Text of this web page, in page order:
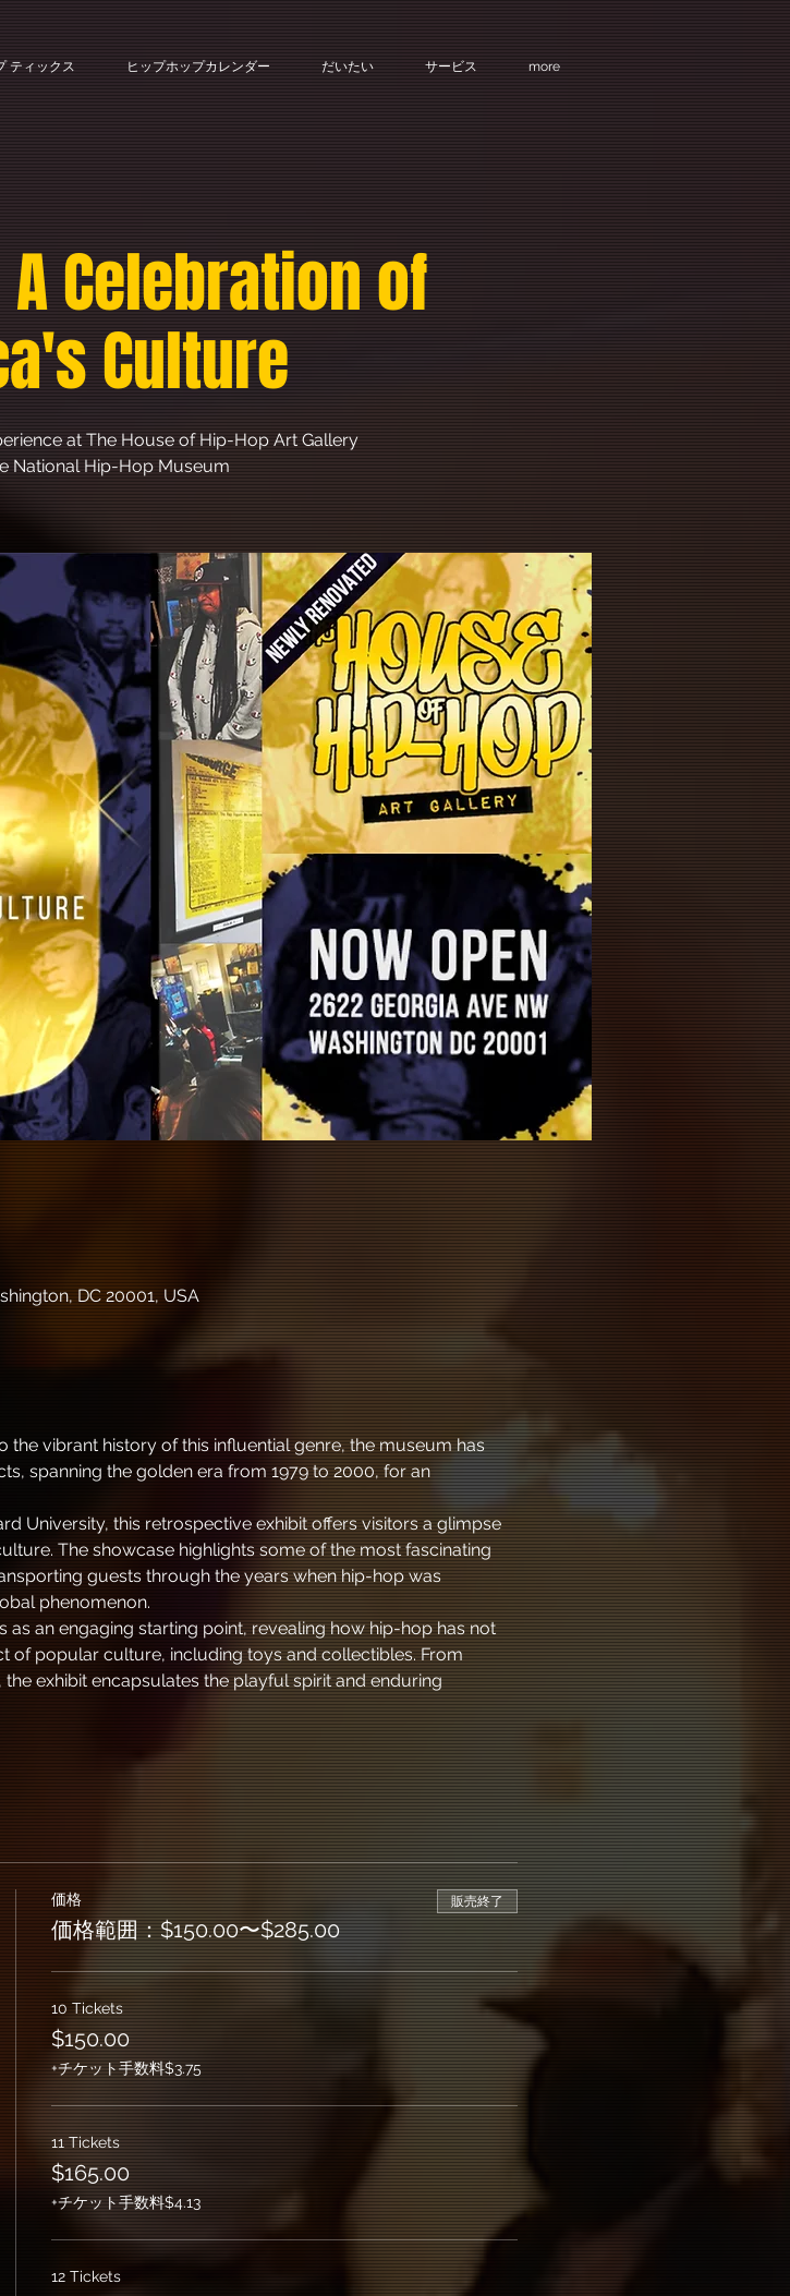
ティックス ヒップホップカレンダー だいたい サービス more
Celebration of
Culture
at The House of Hip-Hop Art Gallery
National Hip-Hop Museum
DC 20001, USA
the vibrant history of this influential genre, the museum has
spanning the golden era from 1979 to 2000, for an
University, this retrospective exhibit offers visitors a glimpse
The showcase highlights some of the most fascinating
guests through the years when hip-hop was
phenomenon.
as an engaging starting point, revealing how hip-hop has not
of popular culture, including toys and collectibles. From
exhibit encapsulates the playful spirit and enduring
価格
価格範囲：$150.00〜$285.00
販売終了
10 Tickets
$150.00
+チケット手数料$3.75
11 Tickets
$165.00
+チケット手数料$4.13
12 Tickets